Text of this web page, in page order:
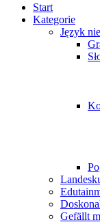
Start
Kategorie
Język
Gefällt